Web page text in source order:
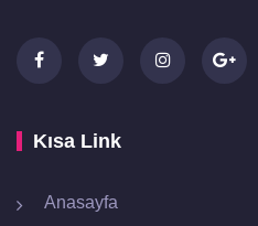
Kısa Link
Anasayfa